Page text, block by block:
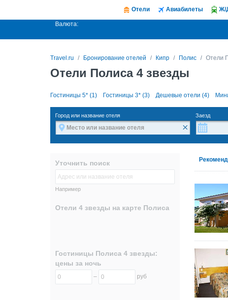
Отели Авиабилеты Ж/
Валюта:
Travel.ru Бронирование отелей Кипр Полис Отели
Отели Полиса 4 звезды
Гостиницы 5* (1) Гостиницы 3* (3) Дешевые отели (4)
Город или название отеля
×
Заезд
Уточнить поиск
Например
Отели 4 звезды на карте Полиса
Гостиницы Полиса 4 звезды:
цены за ночь
– руб